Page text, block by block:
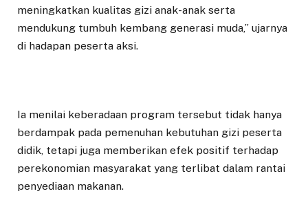
meningkatkan kualitas gizi anak-anak serta
mendukung tumbuh kembang generasi muda,” ujarnya
di hadapan peserta aksi.
Ia menilai keberadaan program tersebut tidak hanya
berdampak pada pemenuhan kebutuhan gizi peserta
didik, tetapi juga memberikan efek positif terhadap
perekonomian masyarakat yang terlibat dalam rantai
penyediaan makanan.